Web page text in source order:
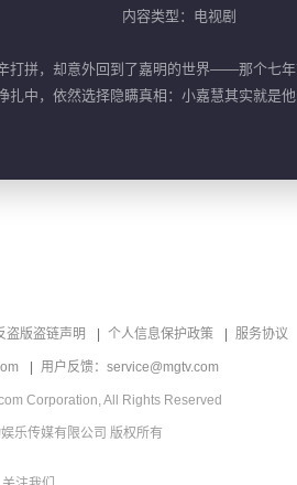
内容类型：电视剧
打拼，却意外回到了嘉明的世界——那个七
中，依然选择隐瞒真相：小嘉慧其实就是他
盗版盗链声明 个人信息保护政策 服务协议
用户反馈：service@mgtv.com
Corporation, All Rights Reserved
乐传媒有限公司 版权所有